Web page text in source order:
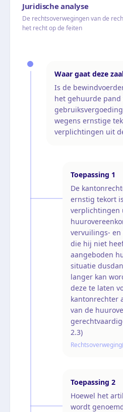
Juridische analyse
De rechtsoverwegingen van de
het recht op de feiten
Waar gaat deze
Is de
het gehuurde
wegens ernstige
verplichtingen uit
Toepassing 1
De
ernstig tekort
verplichtingen
vervuilings-
die hij niet
aangeboden
situatie
langer kan
deze te laten
kantonrechter
van de
2.3)
Toepassing 2
Hoewel het
wordt